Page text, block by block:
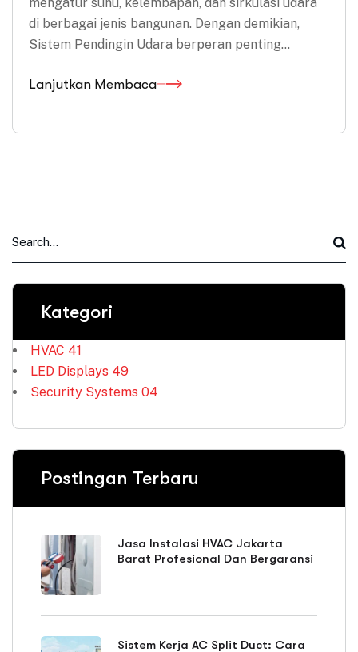
di berbagai jenis bangunan. Dengan demikian,
Sistem Pendingin Udara berperan penting…
Lanjutkan Membaca
Kategori
HVAC 41
LED Displays 49
Security Systems 04
Postingan Terbaru
Jasa Instalasi HVAC Jakarta
Barat Profesional Dan Bergaransi
Sistem Kerja AC Split Duct: Cara